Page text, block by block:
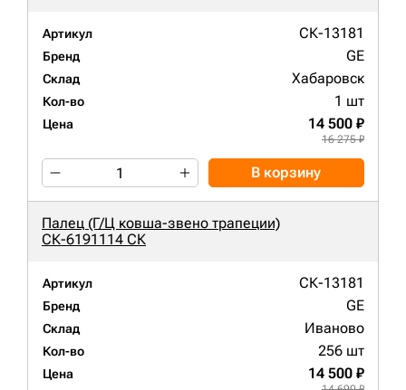
Артикул СК-13181
Бренд GE
Склад Хабаровск
Кол-во 1 шт
Цена 14 500 ₽
16 275 ₽
В корзину
Палец (Г/Ц ковша-звено трапеции)
СК-6191114 СК
Артикул СК-13181
Бренд GE
Склад Иваново
Кол-во 256 шт
Цена 14 500 ₽